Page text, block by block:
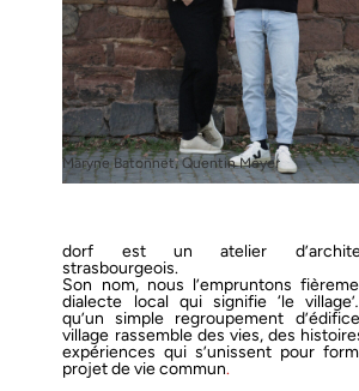
Maryne Batonnet, Quentin Meyer
dorf est un atelier
strasbourgeois.
Son nom, nous l’empruntons
dialecte local qui signifie ‘levillage’
qu’un simple regroupement d’édifice
village rassemble des vies, des
expériences qui s’unissent pour
projet de vie commun.